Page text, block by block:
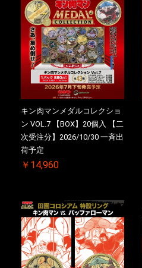
キン肉マンメダルコレクショ
ン VOL.7 【BOX】20個入 【二
次受注分】2026/10/30 一斉出
荷予定
￥14,960